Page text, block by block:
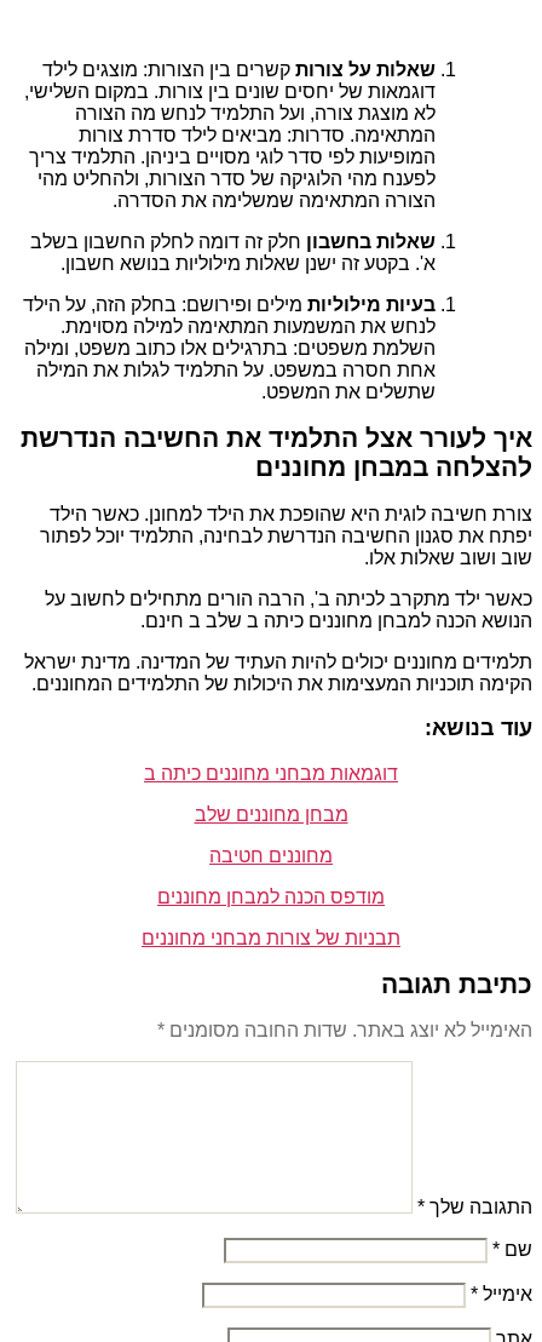
שאלות על צורות קשרים בין הצורות: מוצגים לילד
דוגמאות של יחסים שונים בין צורות. במקום השלישי,
לא מוצגת צורה, ועל התלמיד לנחש מה הצורה
המתאימה. סדרות: מביאים לילד סדרת צורות
המופיעות לפי סדר לוגי מסויים ביניהן. התלמיד צריך
לפענח מהי הלוגיקה של סדר הצורות, ולהחליט מהי
הצורה המתאימה שמשלימה את הסדרה.
שאלות בחשבון חלק זה דומה לחלק החשבון בשלב
א'. בקטע זה ישנן שאלות מילוליות בנושא חשבון.
בעיות מילוליות מילים ופירושם: בחלק הזה, על הילד
לנחש את המשמעות המתאימה למילה מסוימת.
השלמת משפטים: בתרגילים אלו כתוב משפט, ומילה
אחת חסרה במשפט. על התלמיד לגלות את המילה
שתשלים את המשפט.
איך לעורר אצל התלמיד את החשיבה הנדרשת
להצלחה במבחן מחוננים
צורת חשיבה לוגית היא שהופכת את הילד למחונן. כאשר הילד
יפתח את סגנון החשיבה הנדרשת לבחינה, התלמיד יוכל לפתור
שוב ושוב שאלות אלו.
כאשר ילד מתקרב לכיתה ב', הרבה הורים מתחילים לחשוב על
הנושא הכנה למבחן מחוננים כיתה ב שלב ב חינם.
תלמידים מחוננים יכולים להיות העתיד של המדינה. מדינת ישראל
הקימה תוכניות המעצימות את היכולות של התלמידים המחוננים.
עוד בנושא:
דוגמאות מבחני מחוננים כיתה ב
מבחן מחוננים שלב
מחוננים חטיבה
מודפס הכנה למבחן מחוננים
תבניות של צורות מבחני מחוננים
כתיבת תגובה
האימייל לא יוצג באתר. שדות החובה מסומנים *
התגובה שלך *
שם *
אימייל *